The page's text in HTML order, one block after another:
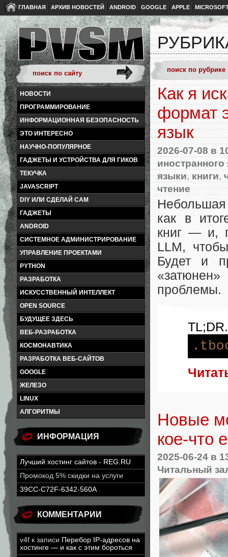
ГЛАВНАЯ АРХИВ НОВОСТЕЙ ANDROID GOOGLE APPLE
НОВОСТИ
ПРОГРАММИРОВАНИЕ
ИНФОРМАЦИОННАЯ БЕЗОПАСНОСТЬ
ЭТО ИНТЕРЕСНО
НАУЧНО-ПОПУЛЯРНОЕ
ГАДЖЕТЫ И УСТРОЙСТВА ДЛЯ ГИКОВ
ТЕКУЧКА
JAVASCRIPT
DIY ИЛИ СДЕЛАЙ САМ
ГАДЖЕТЫ
ANDROID
СИСТЕМНОЕ АДМИНИСТРИРОВАНИЕ
УПРАВЛЕНИЕ ПРОЕКТАМИ
PYTHON
РАЗРАБОТКА
ИСКУССТВЕННЫЙ ИНТЕЛЛЕКТ
OPEN SOURCE
БУДУЩЕЕ ЗДЕСЬ
ВЕБ-РАЗРАБОТКА
КОСМОНАВТИКА
РАЗРАБОТКА ВЕБ-САЙТОВ
GOOGLE
ЖЕЛЕЗО
LINUX
АЛГОРИТМЫ
ИНФОРМАЦИЯ
Лучший хостинг сайтов - REG.RU
Промокод 5% скидки на услуги
39CC-C72F-6342-560A
КОММЕНТАРИИ
v4f к записи Перебор IP-адресов на
хостинге — и как с этим бороться
Как я
формат
язык
2026-07-08 в
иностранного
языки, книги,
чтение
как в
книг — и,
LLM,
Будет и
проблемы.
TL;DR.
Новые
кое-что
2025-06-24 в
Читальный